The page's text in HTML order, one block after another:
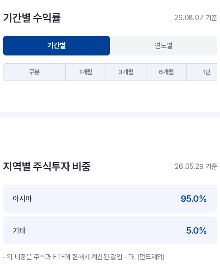
기간별 수익률 26.08.07 기준
기간별 연도별
구분 1개월 3개월 6개월 1년
지역별 주식투자 비중 26.05.29 기준
아시아 95.0%
기타 5.0%
위 비중은 주식과 ETF에 한해서 계산된 값입니다. (펀드제외)